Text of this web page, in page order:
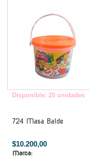
Disponible: 20 unidades
724 Masa Balde
$10.200,00
Marca: